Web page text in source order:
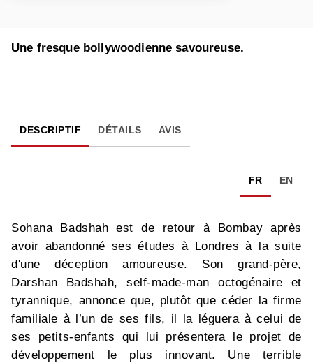
Une fresque bollywoodienne savoureuse.
DESCRIPTIF DÉTAILS AVIS
FR EN
Sohana Badshah est de retour à Bombay après
avoir abandonné ses études à Londres à la suite
d'une déception amoureuse. Son grand-père,
Darshan Badshah, self-made-man octogénaire et
tyrannique, annonce que, plutôt que céder la firme
familiale à l’un de ses fils, il la léguera à celui de
ses petits-enfants qui lui présentera le projet de
développement le plus innovant. Une terrible